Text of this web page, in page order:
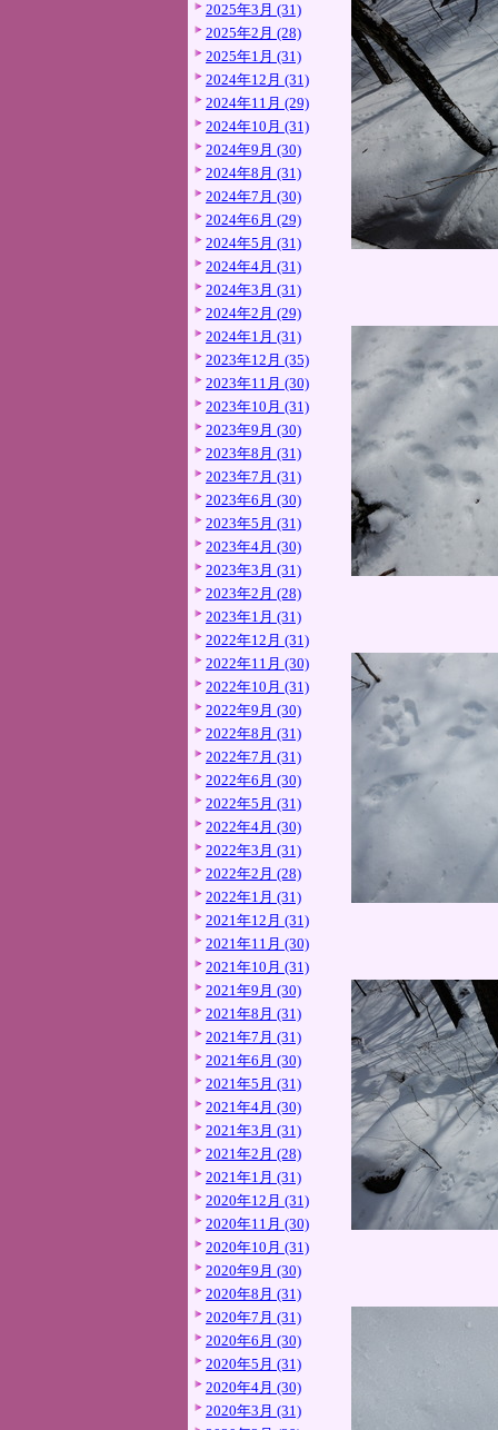
2025年3月 (31)
2025年2月 (28)
2025年1月 (31)
2024年12月 (31)
2024年11月 (29)
2024年10月 (31)
2024年9月 (30)
2024年8月 (31)
2024年7月 (30)
2024年6月 (29)
2024年5月 (31)
2024年4月 (31)
2024年3月 (31)
2024年2月 (29)
2024年1月 (31)
2023年12月 (35)
2023年11月 (30)
2023年10月 (31)
2023年9月 (30)
2023年8月 (31)
2023年7月 (31)
2023年6月 (30)
2023年5月 (31)
2023年4月 (30)
2023年3月 (31)
2023年2月 (28)
2023年1月 (31)
2022年12月 (31)
2022年11月 (30)
2022年10月 (31)
2022年9月 (30)
2022年8月 (31)
2022年7月 (31)
2022年6月 (30)
2022年5月 (31)
2022年4月 (30)
2022年3月 (31)
2022年2月 (28)
2022年1月 (31)
2021年12月 (31)
2021年11月 (30)
2021年10月 (31)
2021年9月 (30)
2021年8月 (31)
2021年7月 (31)
2021年6月 (30)
2021年5月 (31)
2021年4月 (30)
2021年3月 (31)
2021年2月 (28)
2021年1月 (31)
2020年12月 (31)
2020年11月 (30)
2020年10月 (31)
2020年9月 (30)
2020年8月 (31)
2020年7月 (31)
2020年6月 (30)
2020年5月 (31)
2020年4月 (30)
2020年3月 (31)